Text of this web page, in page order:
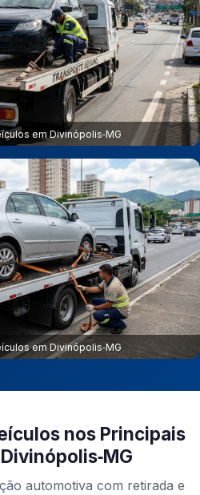
em Divinópolis‑MG
em Divinópolis‑MG
nos Principais
automotiva com retirada e